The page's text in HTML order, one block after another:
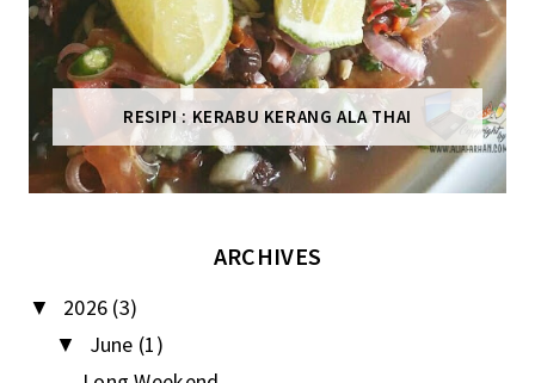
RESIPI : KERABU KERANG ALA THAI
ARCHIVES
▼ 2026 (3)
▼ June (1)